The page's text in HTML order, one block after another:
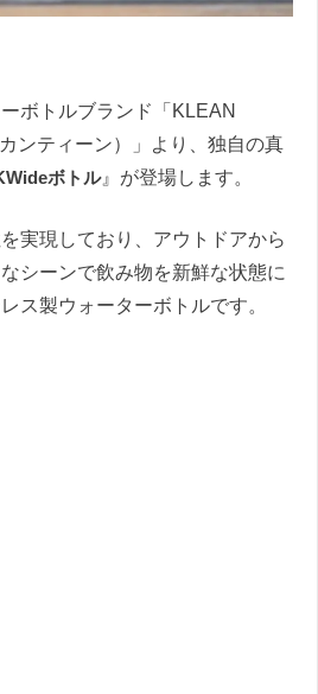
ボトルブランド「KLEAN
ンティーン）」より、独自の真
ボトル』が登場します。
実現しており、アウトドアから
シーンで飲み物を新鮮な状態に
ス製ウォーターボトルです。